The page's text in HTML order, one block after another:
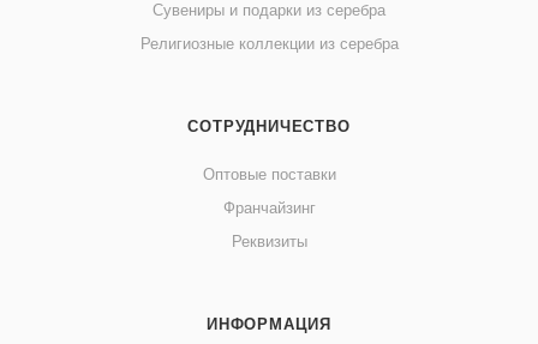
Сувениры и подарки из серебра
Религиозные коллекции из серебра
СОТРУДНИЧЕСТВО
Оптовые поставки
Франчайзинг
Реквизиты
ИНФОРМАЦИЯ